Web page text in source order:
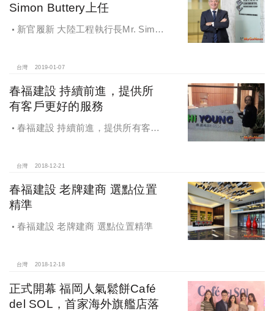
Simon Buttery上任
新官履新 大陸工程執行長Mr. Simon
台灣 2019-01-07
春福建設 持續前進，提供所
有客戶更好的服務
春福建設 持續前進，提供所有客戶
台灣 2018-12-21
春福建設 老牌建商 選點位置
精準
春福建設 老牌建商 選點位置精準
台灣 2018-12-18
正式開幕 福岡人氣鬆餅Café
del SOL，首家海外旗艦店落